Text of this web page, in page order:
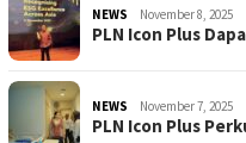
NEWS November 8, 2025
PLN Icon Plus
NEWS November 7, 2025
PLN Icon Plus